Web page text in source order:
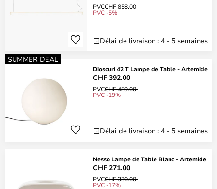
PVCCHF 858.00
PVC -5%
Délai de livraison : 4 - 5 semaines
SUMMER DEAL
Dioscuri 42 T Lampe de Table - Artemide
CHF 392.00
PVCCHF 489.00
PVC -19%
Délai de livraison : 4 - 5 semaines
Nesso Lampe de Table Blanc - Artemide
CHF 271.00
PVCCHF 330.00
PVC -17%